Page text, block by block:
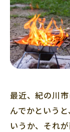
最近、紀の川
んでかという
いうか、それ